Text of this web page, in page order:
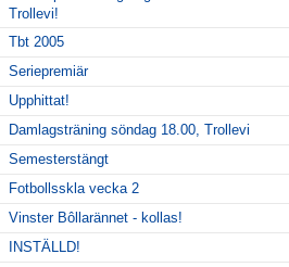
Trollevi!
Tbt 2005
Seriepremiär
Upphittat!
Damlagsträning söndag 18.00, Trollevi
Semesterstängt
Fotbollsskla vecka 2
Vinster Bôllarännet - kollas!
INSTÄLLD!